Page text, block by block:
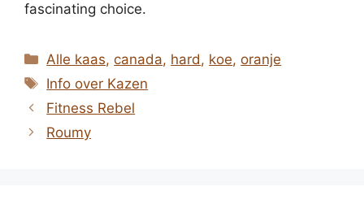
fascinating choice.
Categorieën
Alle kaas,canada, hard, koe,oranje
Tags
Info over Kazen
Fitness Rebel
Roumy